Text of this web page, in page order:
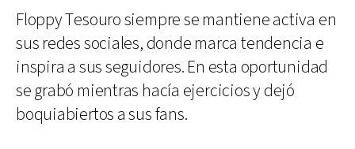
Floppy Tesouro siempre se mantiene activa en
sus redes sociales, donde marca tendencia e
inspira a sus seguidores. En esta oportunidad
se grabó mientras hacía ejercicios y dejó
boquiabiertos a sus fans.